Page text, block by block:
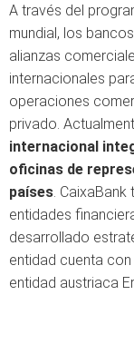
A través del
mundial, los
alianzas
internacionales
operaciones
privado.
internacional
oficinas de
países.
entidades
desarrollado
entidad cuenta con
entidad austriaca